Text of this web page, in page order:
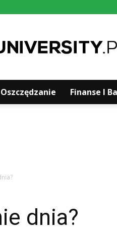
Oszczędzanie Finanse I
dnia?